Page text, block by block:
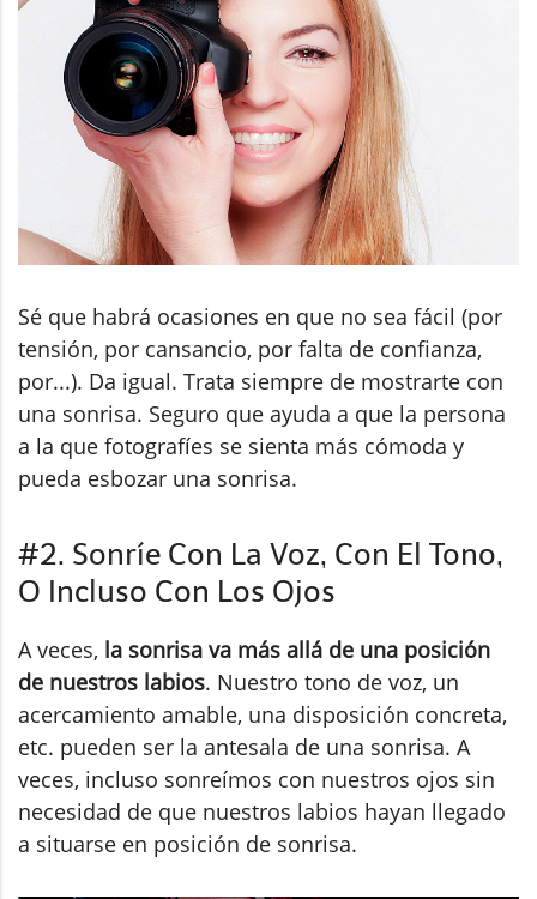
Sé que habrá ocasiones en que no sea fácil (por
tensión, por cansancio, por falta de confianza,
por...). Da igual. Trata siempre de mostrarte con
una sonrisa. Seguro que ayuda a que la persona
a la que fotografíes se sienta más cómoda y
pueda esbozar una sonrisa.
#2. Sonríe Con La Voz, Con El Tono,
O Incluso Con Los Ojos
A veces, la sonrisa va más allá de una posición
de nuestros labios. Nuestro tono de voz, un
acercamiento amable, una disposición concreta,
etc. pueden ser la antesala de una sonrisa. A
veces, incluso sonreímos con nuestros ojos sin
necesidad de que nuestros labios hayan llegado
a situarse en posición de sonrisa.